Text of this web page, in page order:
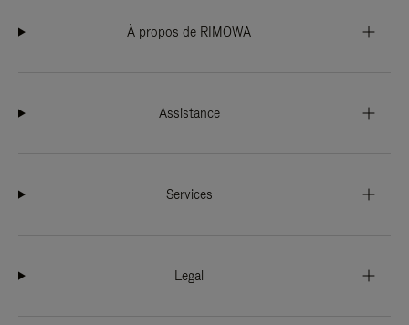
À propos de RIMOWA
Assistance
Services
Legal